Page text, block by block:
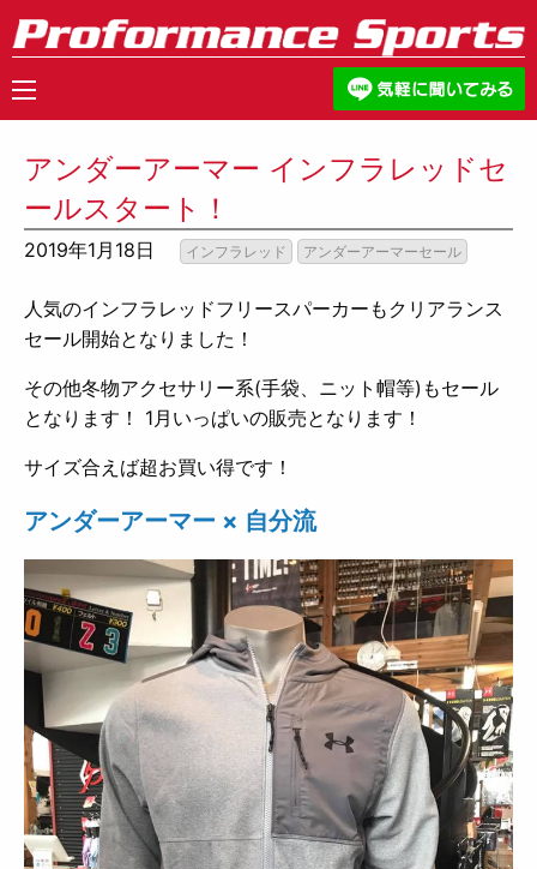
アンダーアーマー インフラレッドセ
ールスタート！
2019年1月18日 インフラレッド アンダーアーマーセール
人気のインフラレッドフリースパーカーもクリアランス
セール開始となりました！
その他冬物アクセサリー系(手袋、ニット帽等)もセール
となります！ 1月いっぱいの販売となります！
サイズ合えば超お買い得です！
アンダーアーマー × 自分流